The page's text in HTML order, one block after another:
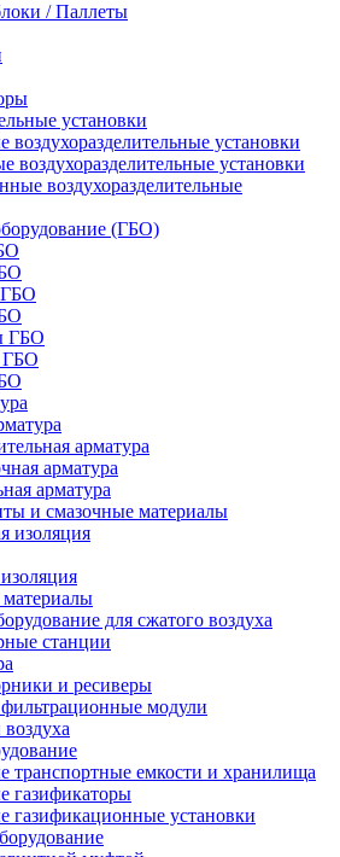
/ Паллеты
установки
воздухоразделительные установки
воздухоразделительные установки
воздухоразделительные
(ГБО)
ГБО
ГБО
ГБО
арматура
арматура
арматура
и смазочные материалы
изоляция
для сжатого воздуха
станции
и ресиверы
модули
транспортные емкости и хранилища
газификаторы
газификационные установки